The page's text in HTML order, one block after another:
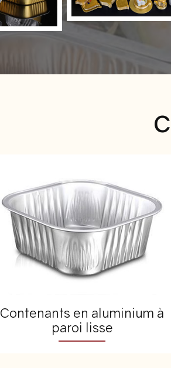
Contenants en aluminium à
paroi lisse